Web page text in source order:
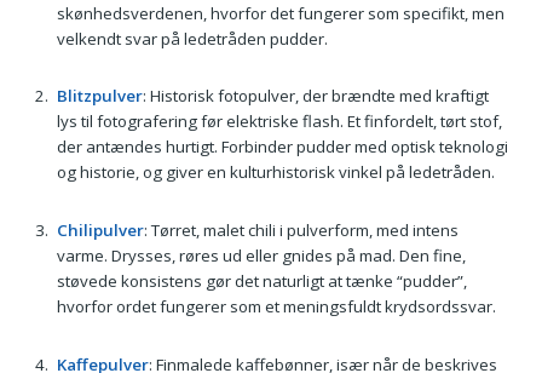
skønhedsverdenen, hvorfor det fungerer som specifikt, men
velkendt svar på ledetråden pudder.
Blitzpulver: Historisk fotopulver, der brændte med kraftigt
lys til fotografering før elektriske flash. Et finfordelt, tørt stof,
der antændes hurtigt. Forbinder pudder med optisk teknologi
og historie, og giver en kulturhistorisk vinkel på ledetråden.
Chilipulver: Tørret, malet chili i pulverform, med intens
varme. Drysses, røres ud eller gnides på mad. Den fine,
støvede konsistens gør det naturligt at tænke “pudder”,
hvorfor ordet fungerer som et meningsfuldt krydsordssvar.
Kaffepulver: Finmalede kaffebønner, især når de beskrives